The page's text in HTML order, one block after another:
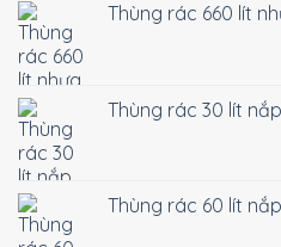
Thùng rác 660 lít
Thùng rác 30 lít
Thùng rác 60 lít